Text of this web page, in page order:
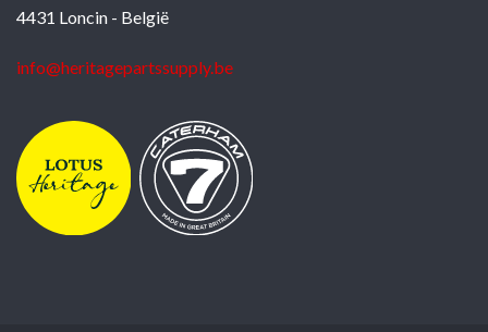
4431 Loncin - België
info@heritagepartssupply.be